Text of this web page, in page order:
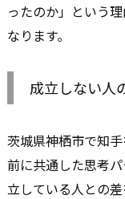
ったのか」という
なります。
成立しない人
茨城県神栖市で知
前に共通した思考
立している人との